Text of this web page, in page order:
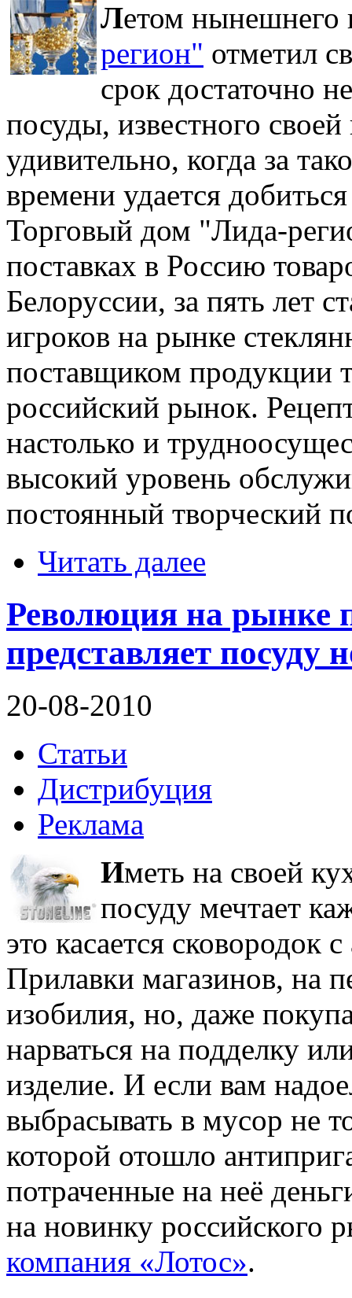
Летом нынешнего
регион" отметил
срок достаточно
посуды, известного
удивительно, когда за
времени удается
Торговый дом "Лида-
поставках в Россию
Белоруссии, за пять лет
игроков на рынке
поставщиком продукции
российский рынок.
настолько и
высокий уровень
постоянный творческий
Читать далее
Революция на рынке
представляет посуду
20-08-2010
Статьи
Дистрибуция
Реклама
Иметь на своей
посуду мечтает
это касается
Прилавки магазинов, на
изобилия, но, даже
нарваться на подделку
изделие. И если вам
выбрасывать в мусор не
которой отошло
потраченные на неё
на новинку российского
компания «Лотос».